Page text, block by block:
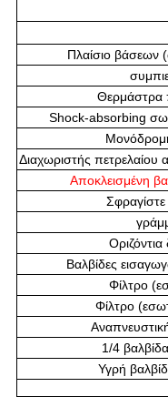
Πλαίσιο βάσεων
Θερμάστρα
Shock-absorbing
Διαχωριστής πετρελαίου
Αποκλεισμένη
Σφραγίστε
Βαλβίδες
Φίλτρο
Φίλτρο
1/4
Υγρή